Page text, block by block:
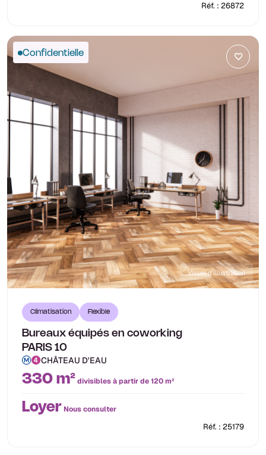
Réf. : 26872
Confidentielle
Visuel d'illustration
Climatisation Flexible
Bureaux équipés en coworking
PARIS 10
CHÂTEAU D'EAU
330 m²divisibles à partir de 120 m²
Loyer Nous consulter
Réf. : 25179